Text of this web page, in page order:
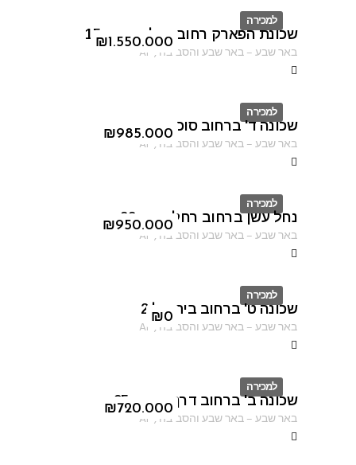
למכירה
ID
₪1.550.000
שכונת הפארק רחוב נחל ערוגות 15
באר שבע–באר שבע והסביבה ,
AF
למכירה
ID
₪985.000
שכונה ד' ברחוב סוכות
באר שבע–באר שבע והסביבה ,
AF
למכירה
ID
₪950.000
נחל עשן ברחוב רחל אמנו 22
באר שבע–באר שבע והסביבה ,
AF
למכירה
ID
₪0
שכונה ט' ברחוב בית אל 2
באר שבע–באר שבע והסביבה ,
AF
למכירה
ID
₪720.000
שכונה ב' ברחוב דרך מצדה 95
באר שבע–באר שבע והסביבה ,
AF